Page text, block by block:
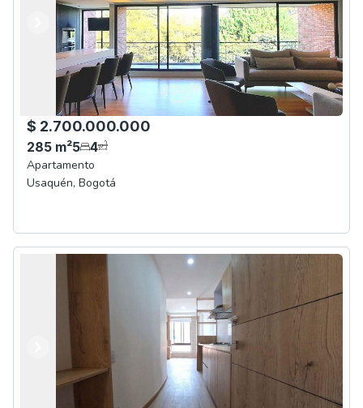
Anterior
Siguiente
$ 2.700.000.000
285 m²5 4
Apartamento
Usaquén, Bogotá
Anterior
Siguiente